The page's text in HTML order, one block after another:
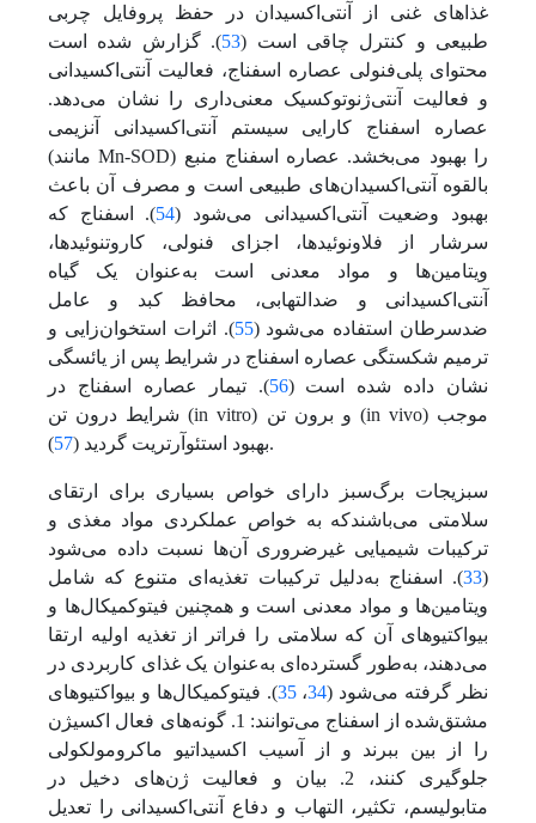
غذاهای غنی از آنتی‌اکسیدان در حفظ پروفایل چربی
طبیعی و کنترل چاقی است (53). گزارش شده است
محتوای پلی‌فنولی عصاره اسفناج، فعالیت آنتی‌اکسیدانی
و فعالیت آنتی‌ژنوتوکسیک معنی‌داری را نشان‌ می‌دهد.
عصاره اسفناج کارایی سیستم آنتی‌اکسیدانی آنزیمی
(مانند Mn-SOD) را بهبود‌ می‌بخشد. عصاره اسفناج منبع
بالقوه آنتی‌اکسیدان‌های طبیعی است و مصرف آن باعث
بهبود وضعیت آنتی‌اکسیدانی‌ می‌شود (54). اسفناج که
سرشار از فلاونوئیدها، اجزای فنولی، کاروتنوئیدها،
ویتامین‌ها و مواد معدنی است به‌عنوان یک گیاه
آنتی‌اکسیدانی و ضد‌التهابی، محافظ کبد و عامل
ضد‌سرطان استفاده‌ می‌شود (55). اثرات استخوان‌زایی و
ترمیم شکستگی عصاره اسفناج در شرایط پس از یائسگی
نشان داده شده است (56). تیمار عصاره اسفناج در
شرایط درون تن (in vitro) و برون تن (in vivo) موجب
بهبود استئوآرتریت گردید (57 ).
سبزیجات برگ‌سبز دارای خواص بسیاری برای ارتقای
سلامتی می‌باشندکه به خواص عملکردی مواد مغذی و
ترکیبات شیمیایی غیر‌ضروری آن‌ها نسبت داده‌ می‌شود
(
33). اسفناج به‌دلیل ترکیبات تغذیه‌ای متنوع که شامل
ویتامین‌‌ها و مواد معدنی است و همچنین فیتوکمیکال‌ها و
بیواکتیوهای آن که سلامتی را فراتر از تغذیه اولیه ارتقا‌
می‌دهند، به‌طور گسترده‌ای به‌عنوان یک غذای کاربردی در
نظر گرفته‌ می‌شود (34،35). فیتوکمیکال‌ها و بیواکتیوهای
مشتق‌شده از اسفناج می‌توانند: 1. گونه‌های فعال اکسیژن
را از بین ببرند و از آسیب اکسیداتیو ماکرومولکولی
جلوگیری کنند، 2. بیان و فعالیت ژن‌های دخیل در
متابولیسم، تکثیر، التهاب و دفاع آنتی‌اکسیدانی را تعدیل